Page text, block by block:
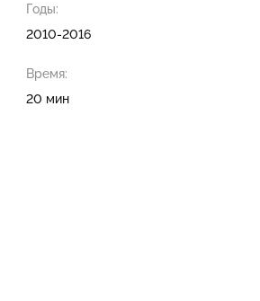
Годы:
2010-2016
Время:
20 мин